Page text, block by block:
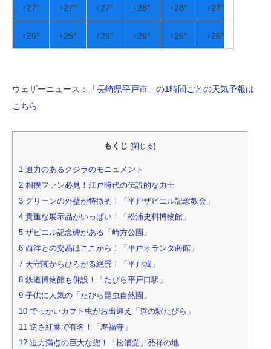
+27° +27° +27° +28° +28° +27°
+26° +25° +26° +26° +26° +26°
ウェザーニュース：
「長崎県平戸市」の1時間ごとの天気予報は
こちら
もくじ [閉じる]
1 迫力のあるクジラのモニュメント
2 相撲ファン必見！江戸時代の伝説的な力士
3 グリーンの外壁が特徴的！「平戸ザビエル記念教会」
4 貴重な展示品がいっぱい！「松浦史料博物館」
5 ザビエル記念碑がある「崎方公園」
6 西洋との交易はここから！「平戸オランダ商館」
7 天守閣からひろがる絶景！「平戸城」
8 鉄道博物館も併設！「たびら平戸口駅」
9 子供に人気の「たびら昆虫自然園」
10 でっかいカブト虫がお出迎え「道の駅たびら」
11 逆さ紅葉で有名！「寿福寺」
12 迫力満点の巨大な兜！「松浦党」発祥の地